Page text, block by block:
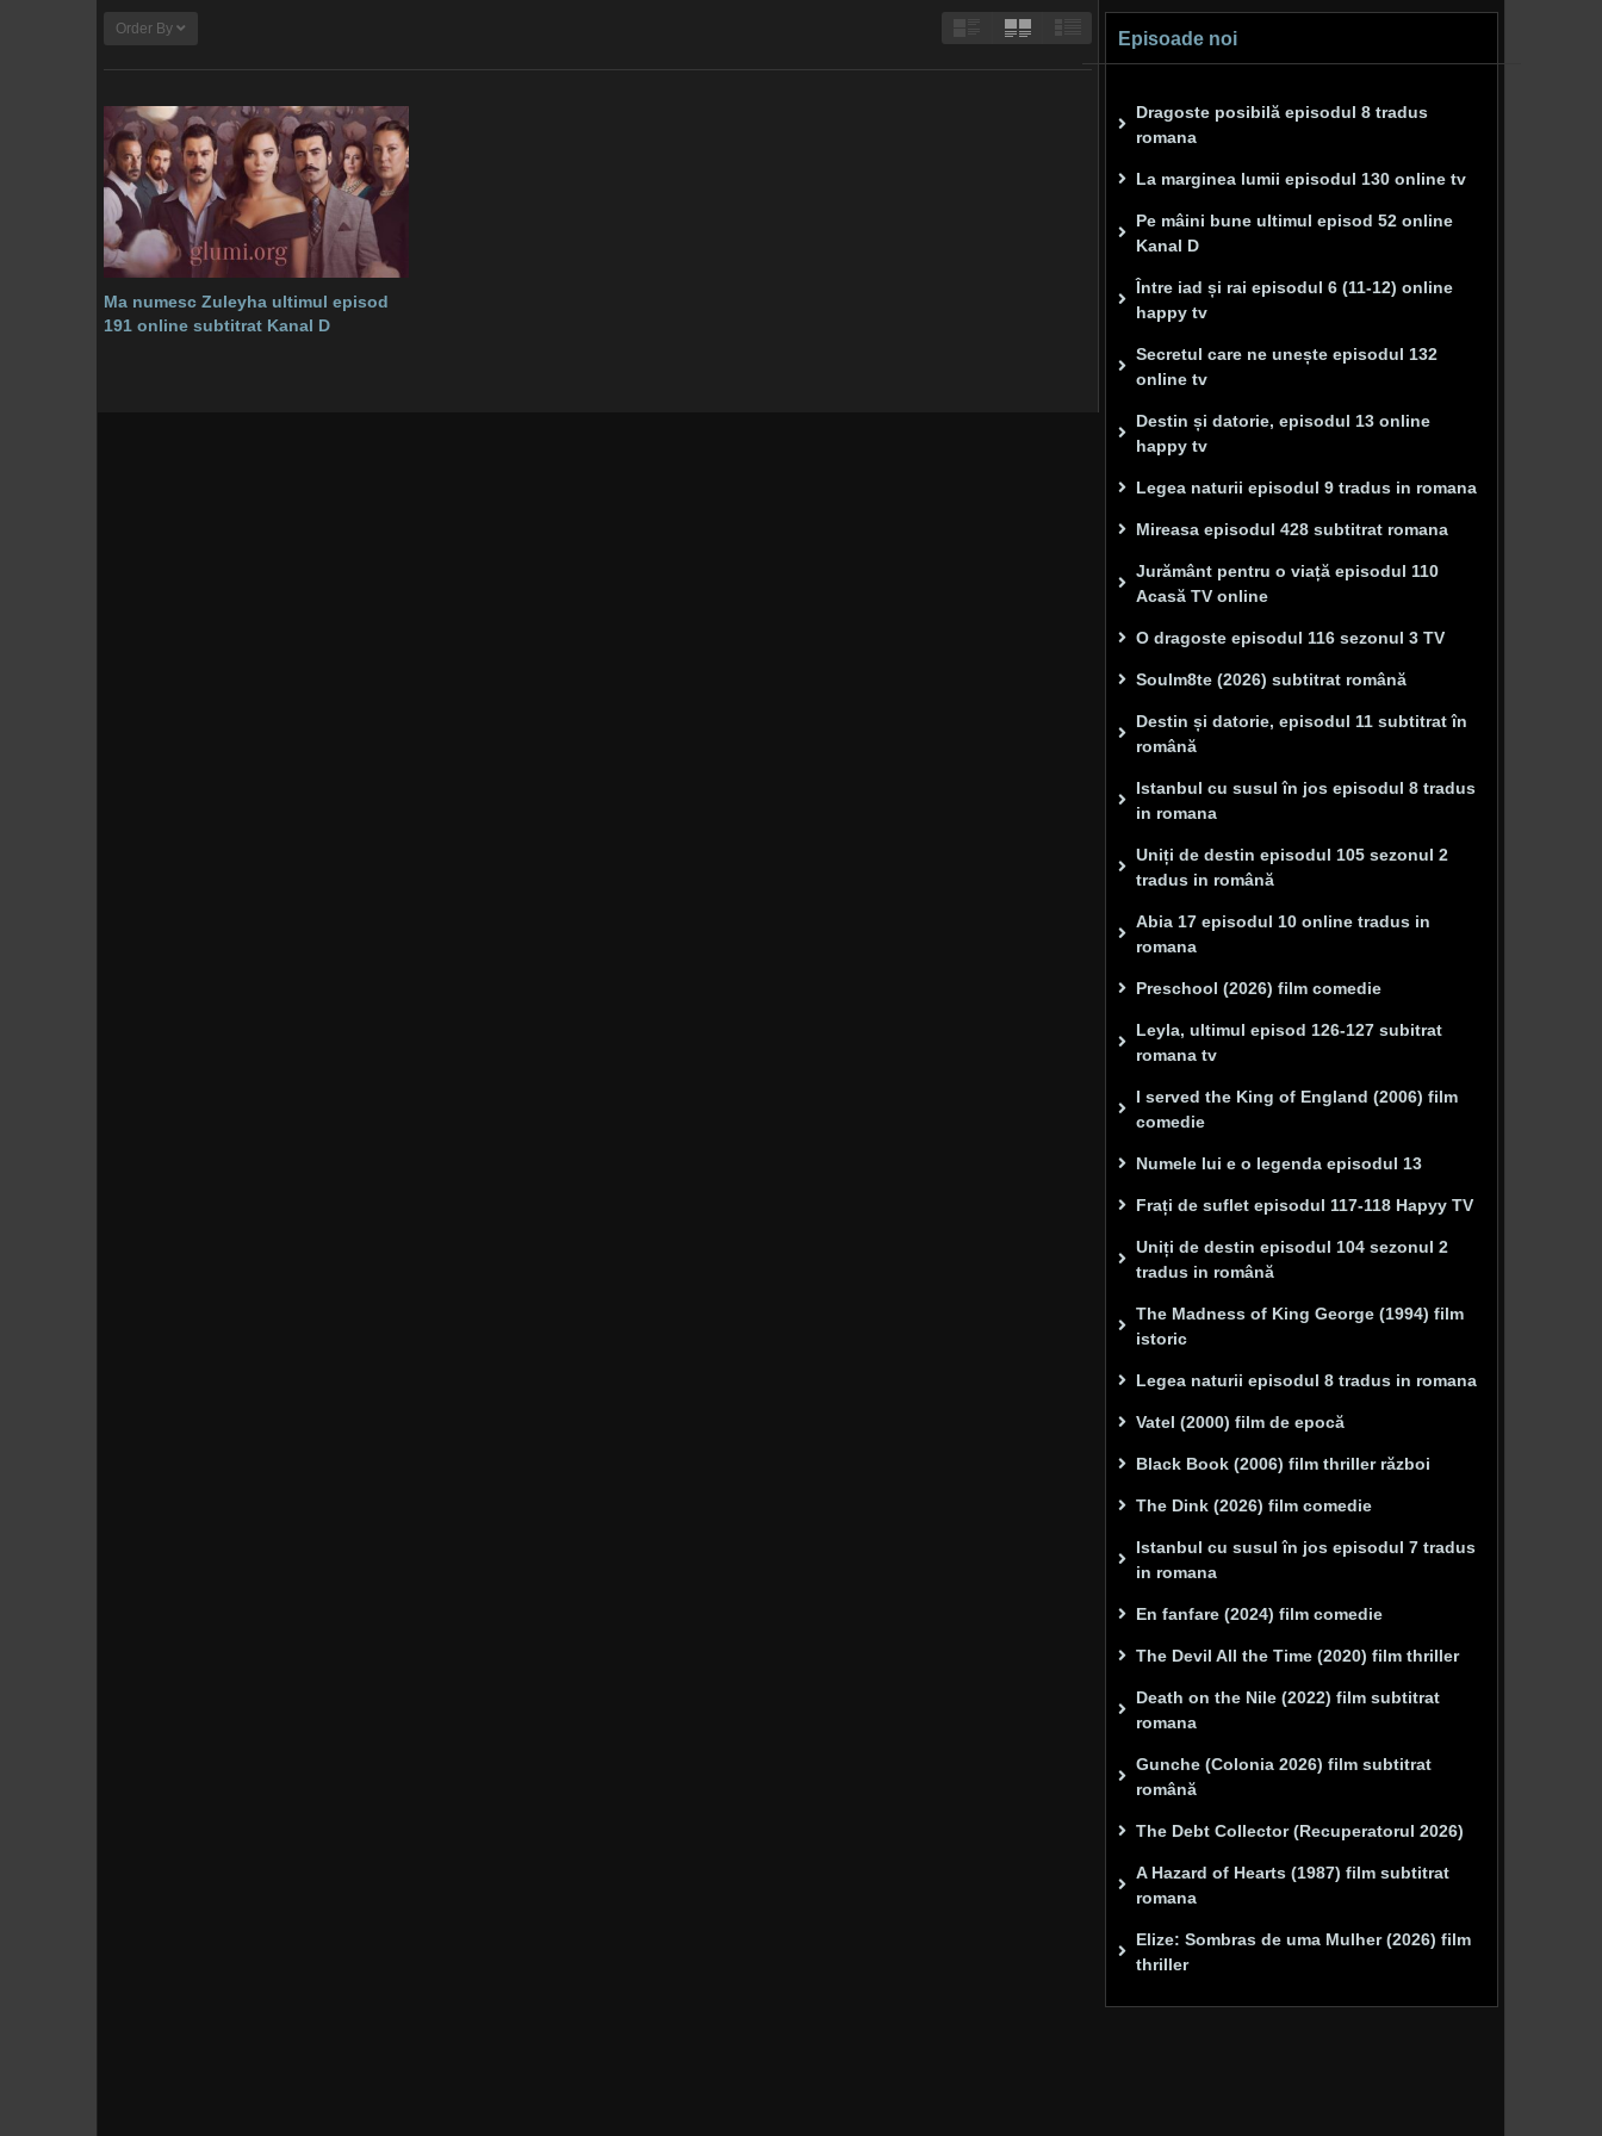
Order By
Ma numesc Zuleyha ultimul episod
191 online subtitrat Kanal D
Episoade noi
Dragoste posibilă episodul 8 tradus
romana
La marginea lumii episodul 130 online tv
Pe mâini bune ultimul episod 52 online
Kanal D
Între iad și rai episodul 6 (11-12) online
happy tv
Secretul care ne unește episodul 132
online tv
Destin și datorie, episodul 13 online
happy tv
Legea naturii episodul 9 tradus in romana
Mireasa episodul 428 subtitrat romana
Jurământ pentru o viață episodul 110
Acasă TV online
O dragoste episodul 116 sezonul 3 TV
Soulm8te (2026) subtitrat română
Destin și datorie, episodul 11 subtitrat în
română
Istanbul cu susul în jos episodul 8 tradus
in romana
Uniți de destin episodul 105 sezonul 2
tradus in română
Abia 17 episodul 10 online tradus in
romana
Preschool (2026) film comedie
Leyla, ultimul episod 126-127 subitrat
romana tv
I served the King of England (2006) film
comedie
Numele lui e o legenda episodul 13
Frați de suflet episodul 117-118 Hapyy TV
Uniți de destin episodul 104 sezonul 2
tradus in română
The Madness of King George (1994) film
istoric
Legea naturii episodul 8 tradus in romana
Vatel (2000) film de epocă
Black Book (2006) film thriller război
The Dink (2026) film comedie
Istanbul cu susul în jos episodul 7 tradus
in romana
En fanfare (2024) film comedie
The Devil All the Time (2020) film thriller
Death on the Nile (2022) film subtitrat
romana
Gunche (Colonia 2026) film subtitrat
română
The Debt Collector (Recuperatorul 2026)
A Hazard of Hearts (1987) film subtitrat
romana
Elize: Sombras de uma Mulher (2026) film
thriller